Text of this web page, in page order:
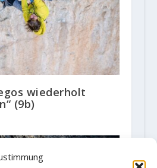
wiederholt
(9b)